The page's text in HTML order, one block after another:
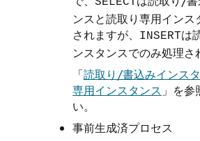
ンスと読取り専用インス
されますが、
INSERTは
ンスタンスでのみ処理さ
「読取り/書込みインス
専用インスタンス 」 を参
い。
事前生成済プロセス